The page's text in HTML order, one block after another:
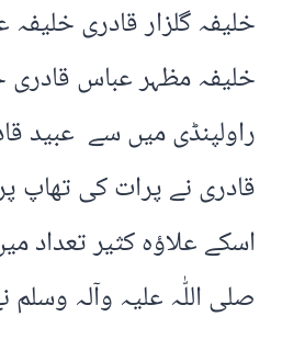
خلیفہ گلزار قادری
خلیفہ مظہر عباس قادری
راولپنڈی میں سے عبید
قادری نے پرات کی تھاپ
اسکے علاؤہ کثیر تعداد
صلی اللّٰہ علیہ وآلہ